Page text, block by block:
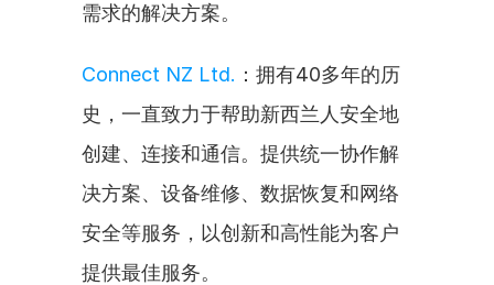
需求的解决方案。
Connect NZ Ltd. ：拥有40多年的历
史，一直致力于帮助新西兰人安全地
创建、连接和通信。提供统一协作解
决方案、设备维修、数据恢复和网络
安全等服务，以创新和高性能为客户
提供最佳服务。